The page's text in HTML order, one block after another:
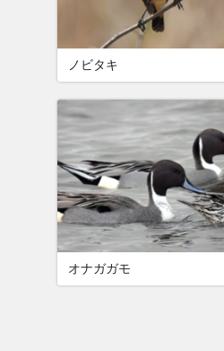
ノビタキ
オナガガモ